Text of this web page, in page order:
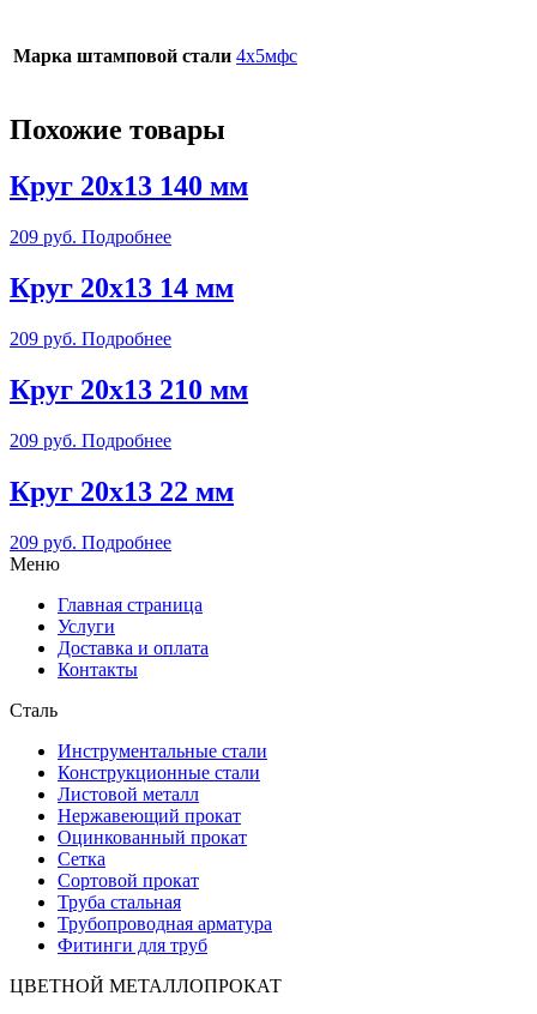
Марка штамповой стали 4х5мфс
Похожие товары
Круг 20х13 140 мм
209 руб. Подробнее
Круг 20х13 14 мм
209 руб. Подробнее
Круг 20х13 210 мм
209 руб. Подробнее
Круг 20х13 22 мм
209 руб. Подробнее
Меню
Главная страница
Услуги
Доставка и оплата
Контакты
Сталь
Инструментальные стали
Конструкционные стали
Листовой металл
Нержавеющий прокат
Оцинкованный прокат
Сетка
Сортовой прокат
Труба стальная
Трубопроводная арматура
Фитинги для труб
ЦВЕТНОЙ МЕТАЛЛОПРОКАТ